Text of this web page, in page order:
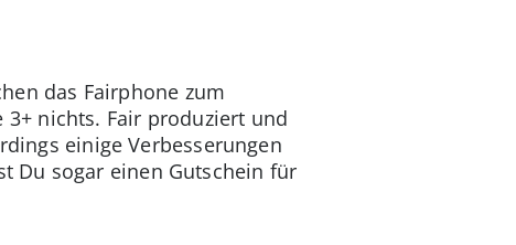
das Fairphone zum
nichts. Fair produziert und
einige Verbesserungen
Du sogar einen Gutschein für